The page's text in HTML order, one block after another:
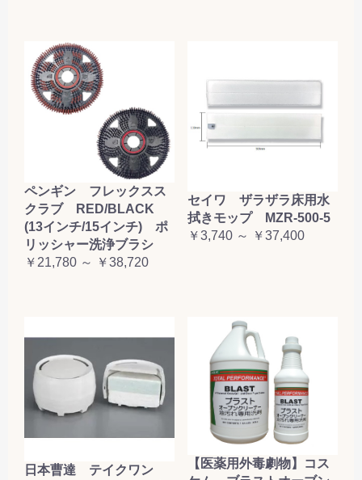
ペンギン フレックスス
クラブ RED/BLACK
(13インチ/15インチ) ポ
リッシャー洗浄ブラシ
￥21,780 ～ ￥38,720
セイワ ザラザラ床用水
拭きモップ MZR-500-5
￥3,740 ～ ￥37,400
日本曹達 テイクワン
【医薬用外毒劇物】コス